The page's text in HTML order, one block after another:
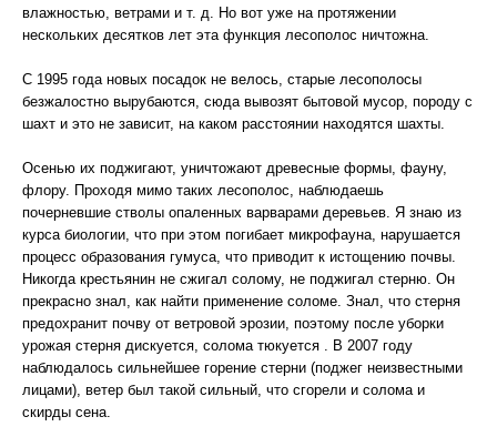
влажностью, ветрами и т. д. Но вот уже на протяжении
нескольких десятков лет эта функция лесополос ничтожна.
С 1995 года новых посадок не велось, старые лесополосы
безжалостно вырубаются, сюда вывозят бытовой мусор, породу с
шахт и это не зависит, на каком расстоянии находятся шахты.
Осенью их поджигают, уничтожают древесные формы, фауну,
флору. Проходя мимо таких лесополос, наблюдаешь
почерневшие стволы опаленных варварами деревьев. Я знаю из
курса биологии, что при этом погибает микрофауна, нарушается
процесс образования гумуса, что приводит к истощению почвы.
Никогда крестьянин не сжигал солому, не поджигал стерню. Он
прекрасно знал, как найти применение соломе. Знал, что стерня
предохранит почву от ветровой эрозии, поэтому после уборки
урожая стерня дискуется, солома тюкуется . В 2007 году
наблюдалось сильнейшее горение стерни (поджег неизвестными
лицами), ветер был такой сильный, что сгорели и солома и
скирды сена.